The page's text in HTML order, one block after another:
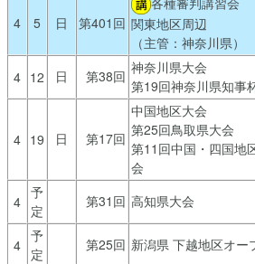
4 5 日 第401回 関東地区周辺
（主管：神奈川県）
4 12 日 第38回 神奈川県大会
第19回神奈川県知事
4 19 日 第17回
中国地区大会
第25回鳥取県大会
第11回中国・四国地
会
4
予
定
第31回 高知県大会
4
予
定
第25回 新潟県 下越地区オー